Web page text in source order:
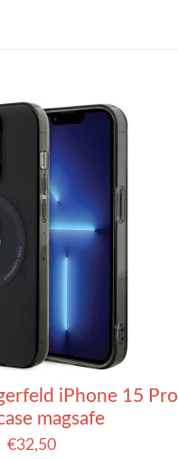
iPhone 15 Pro
magsafe
€32,50